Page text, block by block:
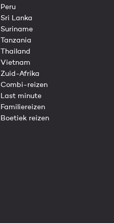
Peru
Sri Lanka
Suriname
Tanzania
Thailand
Vietnam
Zuid-Afrika
Combi-reizen
Last minute
Familiereizen
Boetiek reizen